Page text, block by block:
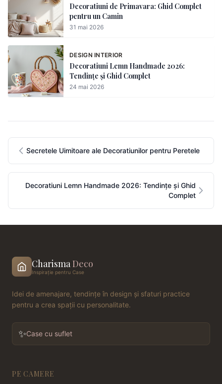
Decoratiuni de Primavara: Ghid Complet
pentru un Camin
31 mai 2026
DESIGN INTERIOR
Decoratiuni Lemn Handmade 2026:
Tendințe și Ghid Complet
24 mai 2026
Secretele Uimitoare ale Decoratiunilor pentru Peretele
Decoratiuni Lemn Handmade 2026: Tendințe și Ghid
Complet
CharismaDeco
Inspirație pentru Case
Idei de amenajare, tendințe în design și sfaturi practice
pentru a crea spații cu personalitate.
✨Case cu suflet
PE CAMERE